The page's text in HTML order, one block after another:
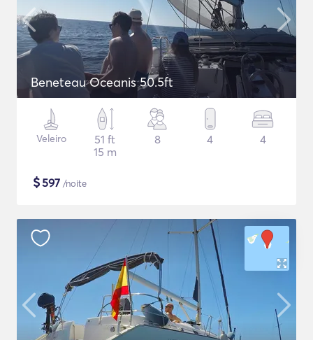
Beneteau Oceanis 50.5ft
Veleiro
51 ft
15 m
8 4 4
$597 /noite